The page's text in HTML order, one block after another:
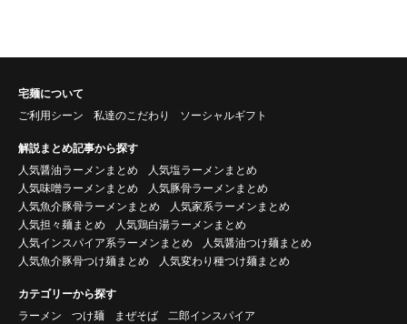
宅麺について
ご利用シーン
私達のこだわり ソーシャルギフト
解説まとめ記事から探す
人気醤油ラーメンまとめ
人気塩ラーメンまとめ
人気味噌ラーメンまとめ
人気豚骨ラーメンまとめ
人気魚介豚骨ラーメンまとめ
人気家系ラーメンまとめ
人気担々麺まとめ
人気鶏白湯ラーメンまとめ
人気インスパイア系ラーメンまとめ
人気醤油つけ麺まとめ
人気魚介豚骨つけ麺まとめ
人気変わり種つけ麺まとめ
カテゴリーから探す
ラーメン
つけ麺 まぜそば
二郎インスパイア